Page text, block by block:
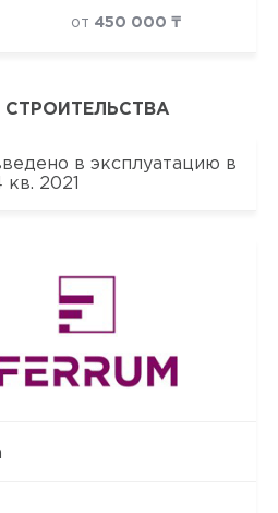
от 450 000 ₸
СТРОИТЕЛЬСТВА
в эксплуатацию в
кв. 2021